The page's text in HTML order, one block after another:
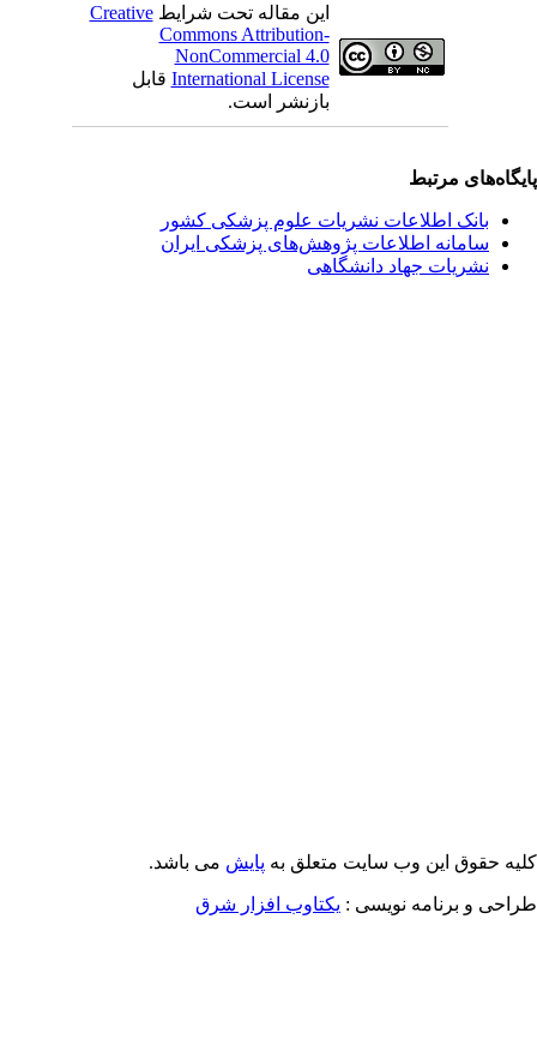
این مقاله تحت شرایطCreative
Commons Attribution-
NonCommercial 4.0
International Licenseقابل
بازنشر است.
مرتبط
بانک اطلاعات نشریات علوم پزشکی کشور
سامانه اطلاعات پژوهش‌های پزشکی ایران
نشریات جهاد دانشگاهی
حقوق این وب سایت متعلق بهپایشمی باشد.
و برنامه نویسی : یکتاوب افزار شرق